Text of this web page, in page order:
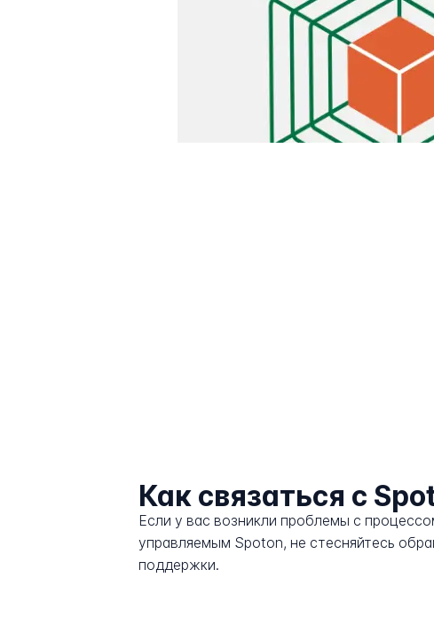
Как связаться с
Если у вас возникли проблемы с
управляемым Spoton, не стесняйтесь
поддержки.